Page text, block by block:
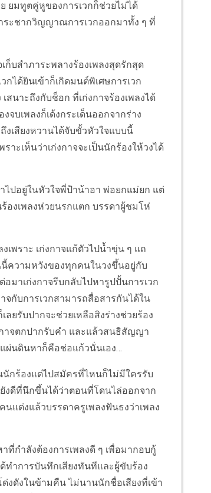
ยมทูตคู่หูของการเวกก็ช่วยไม่ได้
ระชากวิญญาณการเวกออกมาทั้ง ๆ ที่
ก็บสำภาระพลางร้องเพลงสุดรักสุด
กได้ยินเข้าก็เกิดมนต์พิเศษการเวก
สนาะถึงกับช็อก ที่เก่งกาจร้องเพลงได้
จบเพลงก็เด้งกระเด็นออกจากร่าง
งเสียงหวานได้จับขั้วหัวใจแบบนี้
ราะเห็นว่าเก่งกาจจะเป็นนักร้องให้วงได้
ไปอยู่ในหัวใจพี่ป้าน้าอา พ่อยกแม่ยก แต่
องเพลงห่วยนรกแตก บรรดาผู้ชมโห่
เพราะ เก่งกาจแก้ตัวไปน้ำขุ่น ๆ แถ
นี้ความหวังของทุกคนในวงขึ้นอยู่กับ
มาเก่งกาจรีบกลับไปหารูปปั้นการเวก
จกับการเวกสามารถสื่อสารกันได้ใน
ยรับปากจะช่วยเหลือสิงร่างช่วยร้อง
าจตกปากรับคำ และแล้วสนธิสัญญา
ผ่นดินหาก็คือช่อแก้วนั่นเอง…
กร้องแต่ไปสมัครที่ไหนก็ไม่มีใครรับ
งดีที่นึกขึ้นได้ว่าตอนที่โดนไล่ออกจาก
นแต่งแล้วบรรดาครูเพลงฟันธงว่าเพลง
ที่กำลังต้องการเพลงดี ๆ เพื่อมากอบกู้
ทำการบันทึกเสียงทันทีและผู้ขับร้อง
งดังในข้ามคืน ไม่นานนักชื่อเสียงที่เข้า